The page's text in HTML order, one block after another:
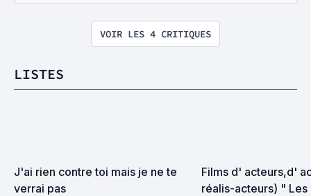
VOIR LES 4 CRITIQUES
LISTES
J'ai rien contre toi mais je ne te
verrai pas
Films d' acteurs,d'
réalis-acteurs) " Les